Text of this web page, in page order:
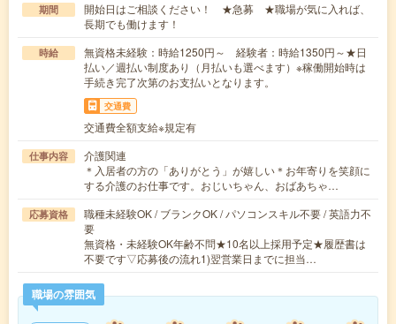
期間
開始日はご相談ください！ ★急募 ★職場が気に入れば、
長期でも働けます！
時給
無資格未経験：時給1250円～ 経験者：時給1350円～★日
払い／週払い制度あり（月払いも選べます）※稼働開始時は
手続き完了次第のお支払いとなります。
交通費
交通費全額支給※規定有
仕事内容
介護関連
＊入居者の方の「ありがとう」が嬉しい＊お年寄りを笑顔に
する介護のお仕事です。おじいちゃん、おばあちゃ…
応募資格
職種未経験OK / ブランクOK / パソコンスキル不要 / 英語力不
要
無資格・未経験OK年齢不問★10名以上採用予定★履歴書は
不要です▽応募後の流れ1)翌営業日までに担当…
職場の雰囲気